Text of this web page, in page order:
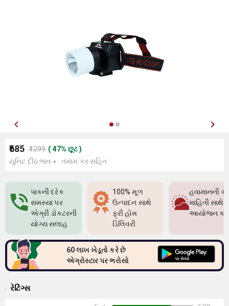
₹685 ₹1299 (47% છૂટ)
યુનિટ દીઠ ભાવ
તમામ કર સહિત
પાકની દરેક
સમસ્યા પર
એગ્રી ડોક્ટરની
યોગ્ય સલાહ
100% મૂળ
ઉત્પાદન સાથે
ફ્રી હોમ
ડિલિવરી
હવામાનની
માહિતી સાથે
આયોજન
60 લાખ ખેડૂતો કરે છે
એગ્રોસ્ટાર પર ભરોસો
રેટિંગ્સ